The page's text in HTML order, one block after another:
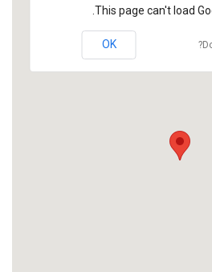
This page can't load
OK